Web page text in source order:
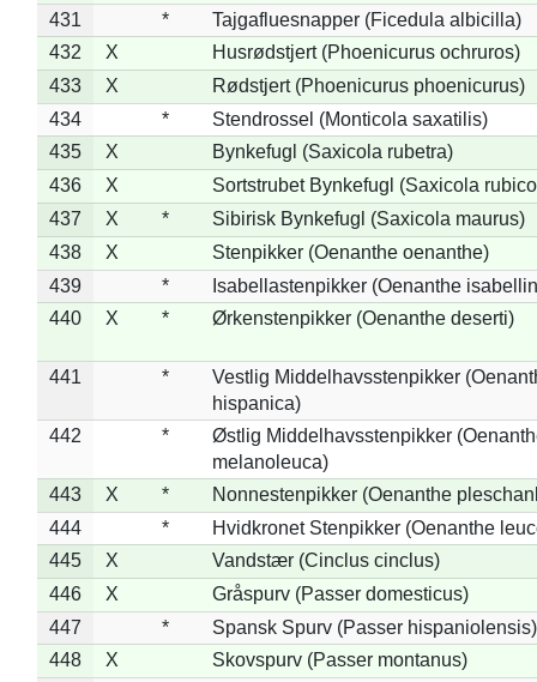
431
*
Tajgafluesnapper (Ficedula albicilla)
432
X
Husrødstjert (Phoenicurus ochruros)
433
X
Rødstjert (Phoenicurus phoenicurus)
434
*
Stendrossel (Monticola saxatilis)
435
X
Bynkefugl (Saxicola rubetra)
436
X
Sortstrubet Bynkefugl (Saxicola
437
X *
Sibirisk Bynkefugl (Saxicola maurus)
438
X
Stenpikker (Oenanthe oenanthe)
439
*
Isabellastenpikker (Oenanthe
440
X * Ørkenstenpikker (Oenanthe deserti)
441 *
Vestlig Middelhavsstenpikker
hispanica)
442
*
Østlig Middelhavsstenpikker
melanoleuca)
443
X *
Nonnestenpikker (Oenanthe
444
*
Hvidkronet Stenpikker (Oenanthe
445
X
Vandstær (Cinclus cinclus)
446
X
Gråspurv (Passer domesticus)
447
*
Spansk Spurv (Passer hispaniolensis)
448
X
Skovspurv (Passer montanus)